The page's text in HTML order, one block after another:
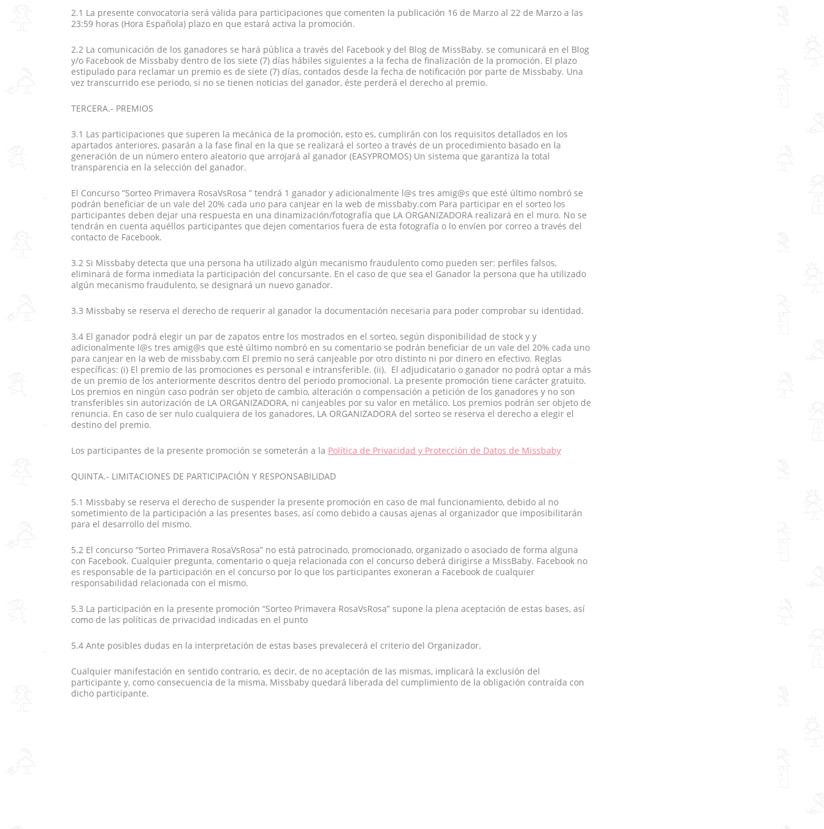
2.1 La presente convocatoria será válida para participaciones que comenten la publicación 16 de Marzo al 22 de Marzo a las
23:59 horas (Hora Española) plazo en que estará activa la promoción.
2.2 La comunicación de los ganadores se hará pública a través del Facebook y del Blog de MissBaby. se comunicará en el Blog
y/o Facebook de Missbaby dentro de los siete (7) días hábiles siguientes a la fecha de finalización de la promoción. El plazo
estipulado para reclamar un premio es de siete (7) días, contados desde la fecha de notificación por parte de Missbaby. Una
vez transcurrido ese periodo, si no se tienen noticias del ganador, éste perderá el derecho al premio.
TERCERA.‐ PREMIOS
3.1 Las participaciones que superen la mecánica de la promoción, esto es, cumplirán con los requisitos detallados en los
apartados anteriores, pasarán a la fase final en la que se realizará el sorteo a través de un procedimiento basado en la
generación de un número entero aleatorio que arrojará al ganador (EASYPROMOS) Un sistema que garantiza la total
transparencia en la selección del ganador.
El Concurso “Sorteo Primavera RosaVsRosa ” tendrá 1 ganador y adicionalmente l@s tres amig@s que esté último nombró se
podrán beneficiar de un vale del 20% cada uno para canjear en la web de missbaby.com Para participar en el sorteo los
participantes deben dejar una respuesta en una dinamización/fotografía que LA ORGANIZADORA realizará en el muro. No se
tendrán en cuenta aquéllos participantes que dejen comentarios fuera de esta fotografía o lo envíen por correo a través del
contacto de Facebook.
3.2 Si Missbaby detecta que una persona ha utilizado algún mecanismo fraudulento como pueden ser: perfiles falsos,
eliminará de forma inmediata la participación del concursante. En el caso de que sea el Ganador la persona que ha utilizado
algún mecanismo fraudulento, se designará un nuevo ganador.
3.3 Missbaby se reserva el derecho de requerir al ganador la documentación necesaria para poder comprobar su identidad.
3.4 El ganador podrá elegir un par de zapatos entre los mostrados en el sorteo, según disponibilidad de stock y y
adicionalmente l@s tres amig@s que esté último nombró en su comentario se podrán beneficiar de un vale del 20% cada uno
para canjear en la web de missbaby.com El premio no será canjeable por otro distinto ni por dinero en efectivo. Reglas
específicas: (i) El premio de las promociones es personal e intransferible. (ii). El adjudicatario o ganador no podrá optar a más
de un premio de los anteriormente descritos dentro del periodo promocional. La presente promoción tiene carácter gratuito.
Los premios en ningún caso podrán ser objeto de cambio, alteración o compensación a petición de los ganadores y no son
transferibles sin autorización de LA ORGANIZADORA, ni canjeables por su valor en metálico. Los premios podrán ser objeto de
renuncia. En caso de ser nulo cualquiera de los ganadores, LA ORGANIZADORA del sorteo se reserva el derecho a elegir el
destino del premio.
Los participantes de la presente promoción se someterán a la Política de Privacidad y Protección de Datos de Missbaby
QUINTA.‐ LIMITACIONES DE PARTICIPACIÓN Y RESPONSABILIDAD
5.1 Missbaby se reserva el derecho de suspender la presente promoción en caso de mal funcionamiento, debido al no
sometimiento de la participación a las presentes bases, así como debido a causas ajenas al organizador que imposibilitarán
para el desarrollo del mismo.
5.2 El concurso “Sorteo Primavera RosaVsRosa” no está patrocinado, promocionado, organizado o asociado de forma alguna
con Facebook. Cualquier pregunta, comentario o queja relacionada con el concurso deberá dirigirse a MissBaby. Facebook no
es responsable de la participación en el concurso por lo que los participantes exoneran a Facebook de cualquier
responsabilidad relacionada con el mismo.
5.3 La participación en la presente promoción “Sorteo Primavera RosaVsRosa” supone la plena aceptación de estas bases, así
como de las políticas de privacidad indicadas en el punto
5.4 Ante posibles dudas en la interpretación de estas bases prevalecerá el criterio del Organizador.
Cualquier manifestación en sentido contrario, es decir, de no aceptación de las mismas, implicará la exclusión del
participante y, como consecuencia de la misma, Missbaby quedará liberada del cumplimiento de la obligación contraída con
dicho participante.